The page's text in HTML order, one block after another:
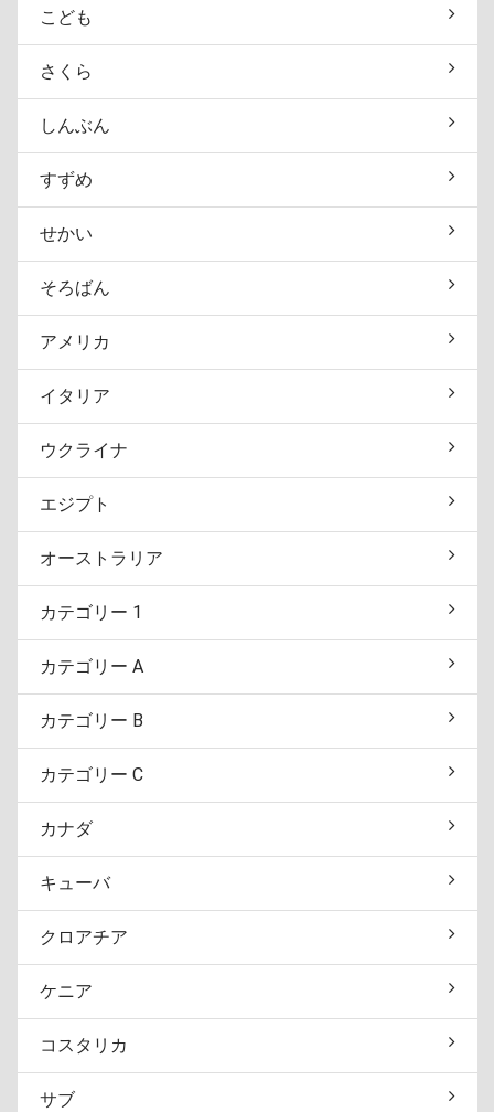
こども
さくら
しんぶん
すずめ
せかい
そろばん
アメリカ
イタリア
ウクライナ
エジプト
オーストラリア
カテゴリー 1
カテゴリー A
カテゴリー B
カテゴリー C
カナダ
キューバ
クロアチア
ケニア
コスタリカ
サブ